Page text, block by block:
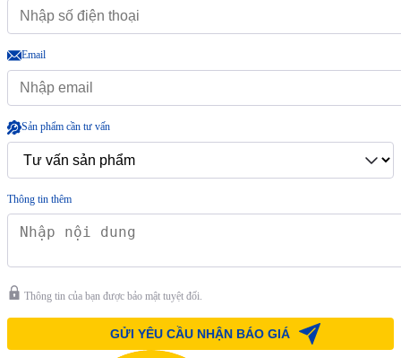
Email
Sản phẩm cần tư vấn
Thông tin thêm
Thông tin của bạn được bảo mật tuyệt đối.